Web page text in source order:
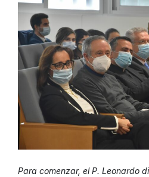
Para comenzar, el P. Leonardo